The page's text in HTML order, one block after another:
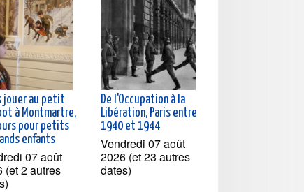
jouer au petit
à Montmartre,
pour petits
enfants
07 août
(et 2 autres
De l'Occupation à la
Libération, Paris entre
1940 et 1944
Vendredi 07 août
2026 (et 23 autres
dates)